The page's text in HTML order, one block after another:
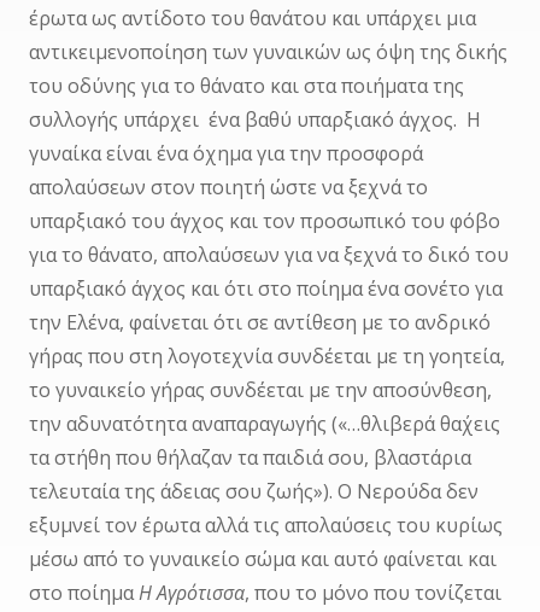
έρωτα ως αντίδοτο του θανάτου και υπάρχει μια
αντικειμενοποίηση των γυναικών ως όψη της δικής
του οδύνης για το θάνατο και στα ποιήματα της
συλλογής υπάρχει ένα βαθύ υπαρξιακό άγχος. Η
γυναίκα είναι ένα όχημα για την προσφορά
απολαύσεων στον ποιητή ώστε να ξεχνά το
υπαρξιακό του άγχος και τον προσωπικό του φόβο
για το θάνατο, απολαύσεων για να ξεχνά το δικό του
υπαρξιακό άγχος και ότι στο ποίημα ένα σονέτο για
την Ελένα, φαίνεται ότι σε αντίθεση με το ανδρικό
γήρας που στη λογοτεχνία συνδέεται με τη γοητεία,
το γυναικείο γήρας συνδέεται με την αποσύνθεση,
την αδυνατότητα αναπαραγωγής («…θλιβερά θα΄χεις
τα στήθη που θήλαζαν τα παιδιά σου, βλαστάρια
τελευταία της άδειας σου ζωής»). Ο Νερούδα δεν
εξυμνεί τον έρωτα αλλά τις απολαύσεις του κυρίως
μέσω από το γυναικείο σώμα και αυτό φαίνεται και
στο ποίημαΗ Αγρότισσα, που το μόνο που τονίζεται